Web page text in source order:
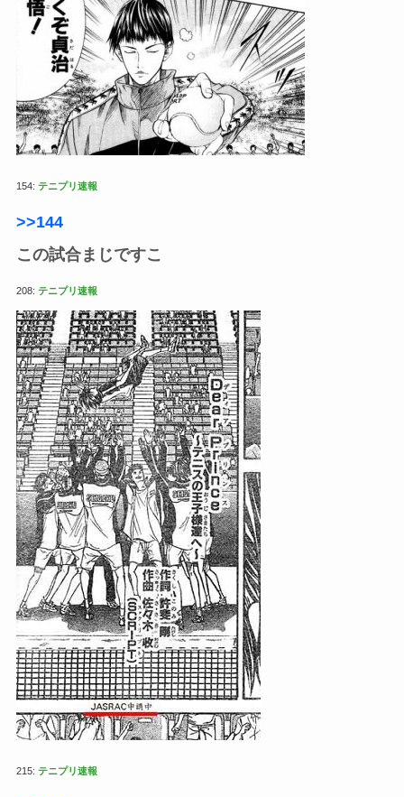
154: テニプリ速報
>>144
この試合まじですこ
208: テニプリ速報
215: テニプリ速報